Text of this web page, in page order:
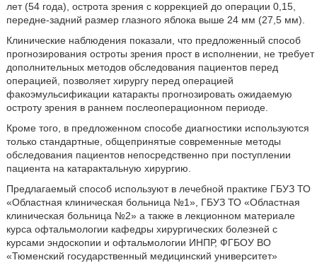
лет (54 года), острота зрения с коррекцией до операции 0,15,
передне-задний размер глазного яблока выше 24 мм (27,5 мм).
Клинические наблюдения показали, что предложенный способ
прогнозирования остроты зрения прост в исполнении, не требует
дополнительных методов обследования пациентов перед
операцией, позволяет хирургу перед операцией
факоэмульсификации катаракты прогнозировать ожидаемую
остроту зрения в раннем послеоперационном периоде.
Кроме того, в предложенном способе диагностики используются
только стандартные, общепринятые современные методы
обследования пациентов непосредственно при поступлении
пациента на катарактальную хирургию.
Предлагаемый способ используют в лечебной практике ГБУЗ ТО
«Областная клиническая больница №1», ГБУЗ ТО «Областная
клиническая больница №2» а также в лекционном материале
курса офтальмологии кафедры хирургических болезней с
курсами эндоскопии и офтальмологии ИНПР, ФГБОУ ВО
«Тюменский государственный медицинский университет»